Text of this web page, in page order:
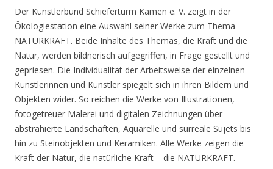
Der Künstlerbund Schieferturm Kamen e. V. zeigt in der
Ökologiestation eine Auswahl seiner Werke zum Thema
NATURKRAFT. Beide Inhalte des Themas, die Kraft und die
Natur, werden bildnerisch aufgegriffen, in Frage gestellt und
gepriesen. Die Individualität der Arbeitsweise der einzelnen
Künstlerinnen und Künstler spiegelt sich in ihren Bildern und
Objekten wider. So reichen die Werke von Illustrationen,
fotogetreuer Malerei und digitalen Zeichnungen über
abstrahierte Landschaften, Aquarelle und surreale Sujets bis
hin zu Steinobjekten und Keramiken. Alle Werke zeigen die
Kraft der Natur, die natürliche Kraft – die NATURKRAFT.